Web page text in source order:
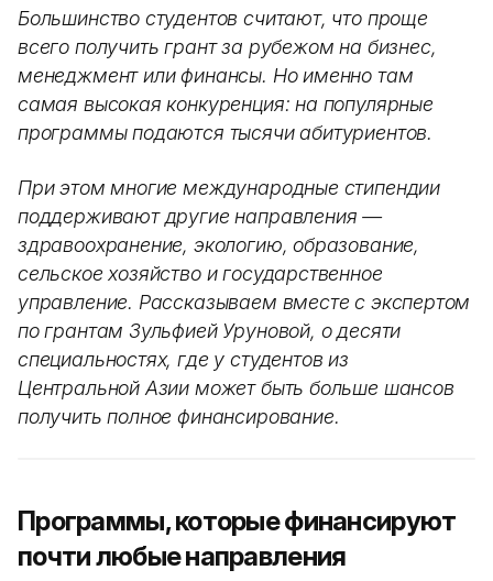
Большинство студентов считают, что проще
всего получить грант за рубежом на бизнес,
менеджмент или финансы. Но именно там
самая высокая конкуренция: на популярные
программы подаются тысячи абитуриентов.
При этом многие международные стипендии
поддерживают другие направления —
здравоохранение, экологию, образование,
сельское хозяйство и государственное
управление. Рассказываем вместе с экспертом
по грантам Зульфией Уруновой, о десяти
специальностях, где у студентов из
Центральной Азии может быть больше шансов
получить полное финансирование.
Программы, которые финансируют
почти любые направления